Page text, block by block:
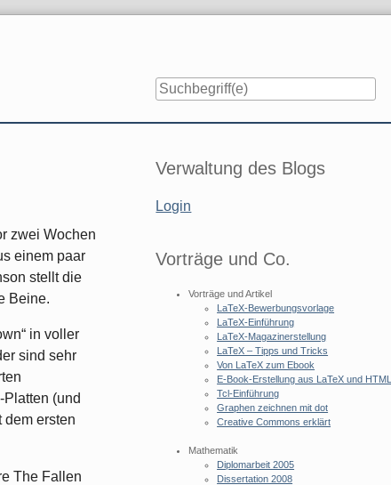
zwei Wochen
einem paar
stellt die
Beine.
in voller
sind sehr
(und
dem ersten
The Fallen
Seitenleiste
Verwaltung des Blogs
Login
Vorträge und Co.
Vorträge und Artikel
LaTeX-Bewerbungsvorlage
LaTeX-Einführung
LaTeX-Magazinerstellung
LaTeX – Tipps und Tricks
Von LaTeX zum Ebook
E-Book-Erstellung aus LaTeX und HTML
Tcl-Einführung
Graphen zeichnen mit dot
Creative Commons erklärt
Mathematik
Diplomarbeit 2005
Dissertation 2008